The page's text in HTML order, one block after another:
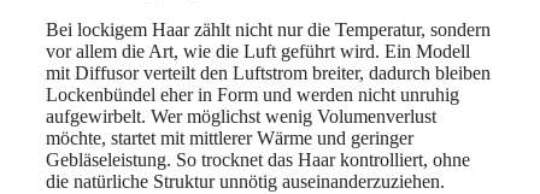
Bei lockigem Haar zählt nicht nur die Temperatur, sondern
vor allem die Art, wie die Luft geführt wird. Ein Modell
mit Diffusor verteilt den Luftstrom breiter, dadurch bleiben
Lockenbündel eher in Form und werden nicht unruhig
aufgewirbelt. Wer möglichst wenig Volumenverlust
möchte, startet mit mittlerer Wärme und geringer
Gebläseleistung. So trocknet das Haar kontrolliert, ohne
die natürliche Struktur unnötig auseinanderzuziehen.